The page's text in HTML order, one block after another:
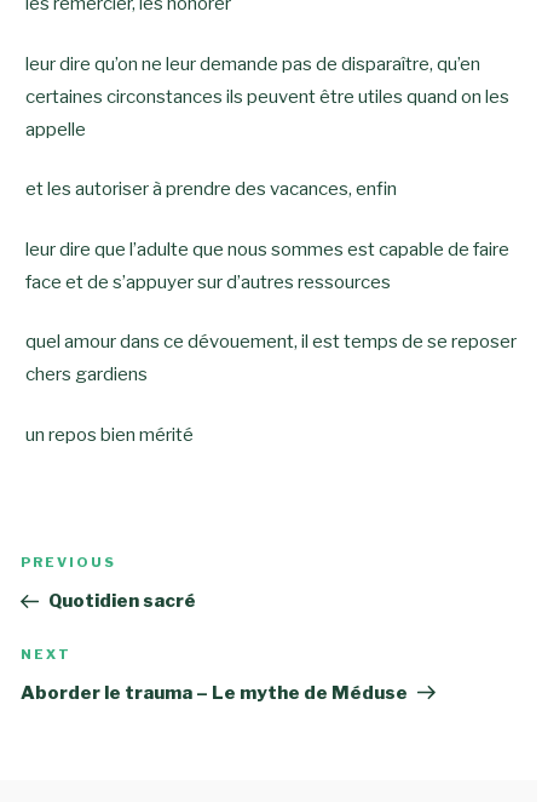
leur dire qu’on ne leur demande pas de disparaître, qu’en
certaines circonstances ils peuvent être utiles quand on les
appelle
et les autoriser à prendre des vacances, enfin
leur dire que l’adulte que nous sommes est capable de faire
face et de s’appuyer sur d’autres ressources
quel amour dans ce dévouement, il est temps de se reposer
chers gardiens
un repos bien mérité
l’article
Previous
Post
PREVIOUS
Quotidien sacré
Next
Post
NEXT
Aborder le trauma – Le mythe de Méduse